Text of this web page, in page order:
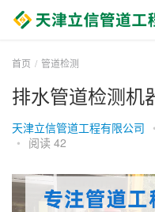
首页 管道检测
排水管道检测机
天津立信管道工程有限公司 •
• 阅读 42